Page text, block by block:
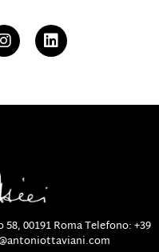
00191 RomaTelefono:+39